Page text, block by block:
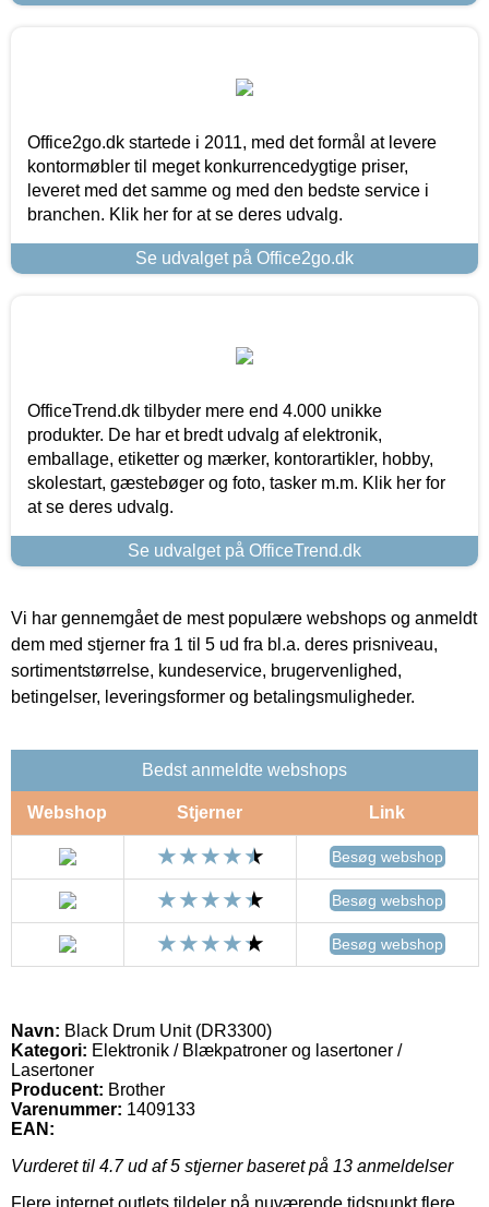
Office2go.dk startede i 2011, med det formål at levere
kontormøbler til meget konkurrencedygtige priser,
leveret med det samme og med den bedste service i
branchen. Klik her for at se deres udvalg.
Se udvalget på Office2go.dk
OfficeTrend.dk tilbyder mere end 4.000 unikke
produkter. De har et bredt udvalg af elektronik,
emballage, etiketter og mærker, kontorartikler, hobby,
skolestart, gæstebøger og foto, tasker m.m. Klik her for
at se deres udvalg.
Se udvalget på OfficeTrend.dk
Vi har gennemgået de mest populære webshops og anmeldt
dem med stjerner fra 1 til 5 ud fra bl.a. deres prisniveau,
sortimentstørrelse, kundeservice, brugervenlighed,
betingelser, leveringsformer og betalingsmuligheder.
Bedst anmeldte webshops
Webshop Stjerner Link
Besøg webshop
Besøg webshop
Besøg webshop
Navn: Black Drum Unit (DR3300)
Kategori: Elektronik / Blækpatroner og lasertoner /
Lasertoner
Producent: Brother
Varenummer: 1409133
EAN:
Vurderet til 4.7ud af 5 stjerner baseret på 13 anmeldelser
Flere internet outlets tildeler på nuværende tidspunkt flere